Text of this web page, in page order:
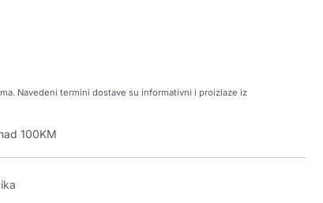
Navedeni termini dostave su informativni i proizlaze iz
100KM